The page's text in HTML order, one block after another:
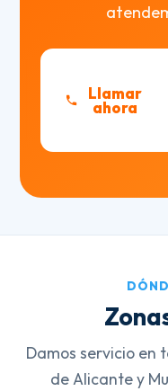
Llamar
ahora
Damos servicio en
de Alicante y